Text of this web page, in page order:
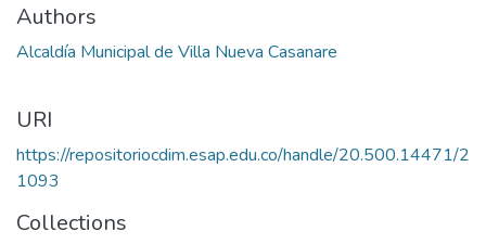
Authors
Alcaldía Municipal de Villa Nueva Casanare
URI
https://repositoriocdim.esap.edu.co/handle/20.500.14471/2
1093
Collections